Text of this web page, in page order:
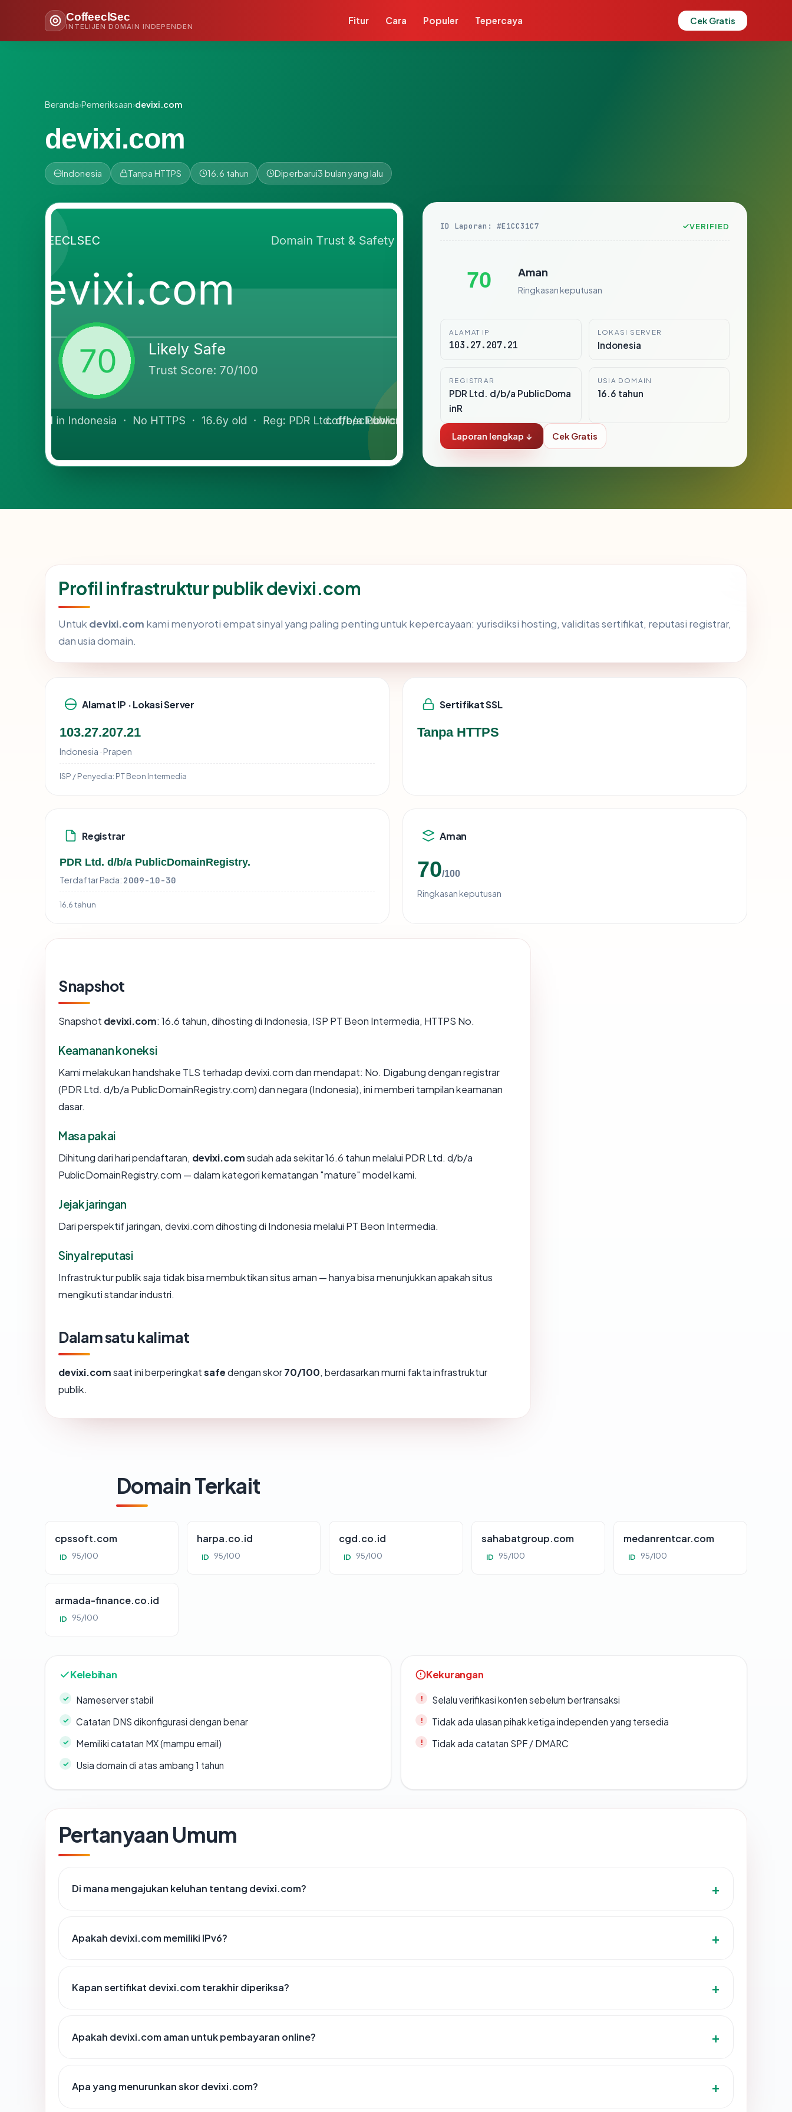
CoffeeclSec
INTELIJEN DOMAIN INDEPENDEN
Fitur Cara Populer Tepercaya Cek Gratis
Beranda›Pemeriksaan›devixi.com
devixi.com
Indonesia Tanpa HTTPS 16.6 tahun Diperbarui3 bulan yang lalu
ID Laporan: #E1CC31C7 VERIFIED
70 Aman
Ringkasan keputusan
ALAMAT IP
103.27.207.21
LOKASI SERVER
Indonesia
REGISTRAR
PDR Ltd. d/b/a PublicDoma
inR
USIA DOMAIN
16.6 tahun
Laporan lengkap ↓ Cek Gratis
Profil infrastruktur publik devixi.com
Untuk devixi.com kami menyoroti empat sinyal yang paling penting untuk kepercayaan: yurisdiksi hosting, validitas sertifikat, reputasi registrar,
dan usia domain.
Alamat IP · Lokasi Server
103.27.207.21
Indonesia · Prapen
ISP / Penyedia: PT Beon Intermedia
Sertifikat SSL
Tanpa HTTPS
Registrar
PDR Ltd. d/b/a PublicDomainRegistry.
Terdaftar Pada: 2009-10-30
16.6 tahun
Aman
70/100
Ringkasan keputusan
Snapshot
Snapshot devixi.com: 16.6 tahun, dihosting di Indonesia, ISP PT Beon Intermedia, HTTPS No.
Keamanan koneksi
Kami melakukan handshake TLS terhadap devixi.com dan mendapat: No. Digabung dengan registrar
(PDR Ltd. d/b/a PublicDomainRegistry.com) dan negara (Indonesia), ini memberi tampilan keamanan
dasar.
Masa pakai
Dihitung dari hari pendaftaran, devixi.comsudah ada sekitar 16.6 tahun melalui PDR Ltd. d/b/a
PublicDomainRegistry.com — dalam kategori kematangan "mature" model kami.
Jejak jaringan
Dari perspektif jaringan, devixi.com dihosting di Indonesia melalui PT Beon Intermedia.
Sinyal reputasi
Infrastruktur publik saja tidak bisa membuktikan situs aman — hanya bisa menunjukkan apakah situs
mengikuti standar industri.
Dalam satu kalimat
devixi.comsaat ini berperingkatsafedengan skor70/100, berdasarkan murni fakta infrastruktur
publik.
Domain Terkait
cpssoft.com
ID 95/100
harpa.co.id
ID 95/100
cgd.co.id
ID 95/100
sahabatgroup.com
ID 95/100
medanrentcar.com
ID 95/100
armada-finance.co.id
ID 95/100
Kelebihan
Nameserver stabil
Catatan DNS dikonfigurasi dengan benar
Memiliki catatan MX (mampu email)
Usia domain di atas ambang 1 tahun
Kekurangan
Selalu verifikasi konten sebelum bertransaksi
Tidak ada ulasan pihak ketiga independen yang tersedia
Tidak ada catatan SPF / DMARC
Pertanyaan Umum
Di mana mengajukan keluhan tentang devixi.com?
Apakah devixi.com memiliki IPv6?
Kapan sertifikat devixi.com terakhir diperiksa?
Apakah devixi.com aman untuk pembayaran online?
Apa yang menurunkan skor devixi.com?